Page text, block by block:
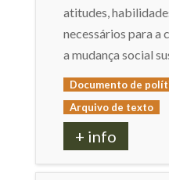
atitudes,
necessários para a
a mudança social
Documento de
Arquivo de texto
+ info